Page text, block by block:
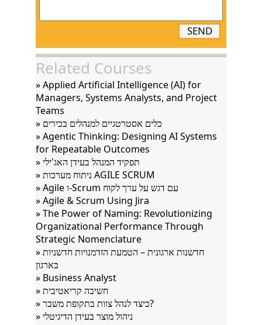
SEND
Related Courses
» Applied Artificial Intelligence (AI) for
Managers, Systems Analysts, and Project
Teams
» כלים אסטרטגיים למנהלים בכירים
» Agentic Thinking: Designing AI Systems
for Repeatable Outcomes
» תפקיד המנהל בעידן האג'ילי
» ניתוח מערכות AGILE SCRUM
» Agile ו-Scrum עם דגש על ערך לקוח
» Agile & Scrum Using Jira
» The Power of Naming: Revolutionizing
Organizational Performance Through
Strategic Nomenclature
» חדשנות ארגונית – הטמעת הזדמנויות חדשניות
בארגון
» Business Analyst
» חשיבה קריאטיבית
» כיצד לנהל צוות בתקופת משבר?
» ניהול מוצר בעידן הדיגיטלי